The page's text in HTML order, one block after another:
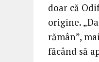
doar că
origine.
rămân”,
făcând să